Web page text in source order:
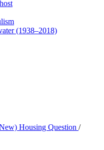
(1938–2018)
Housing Question /